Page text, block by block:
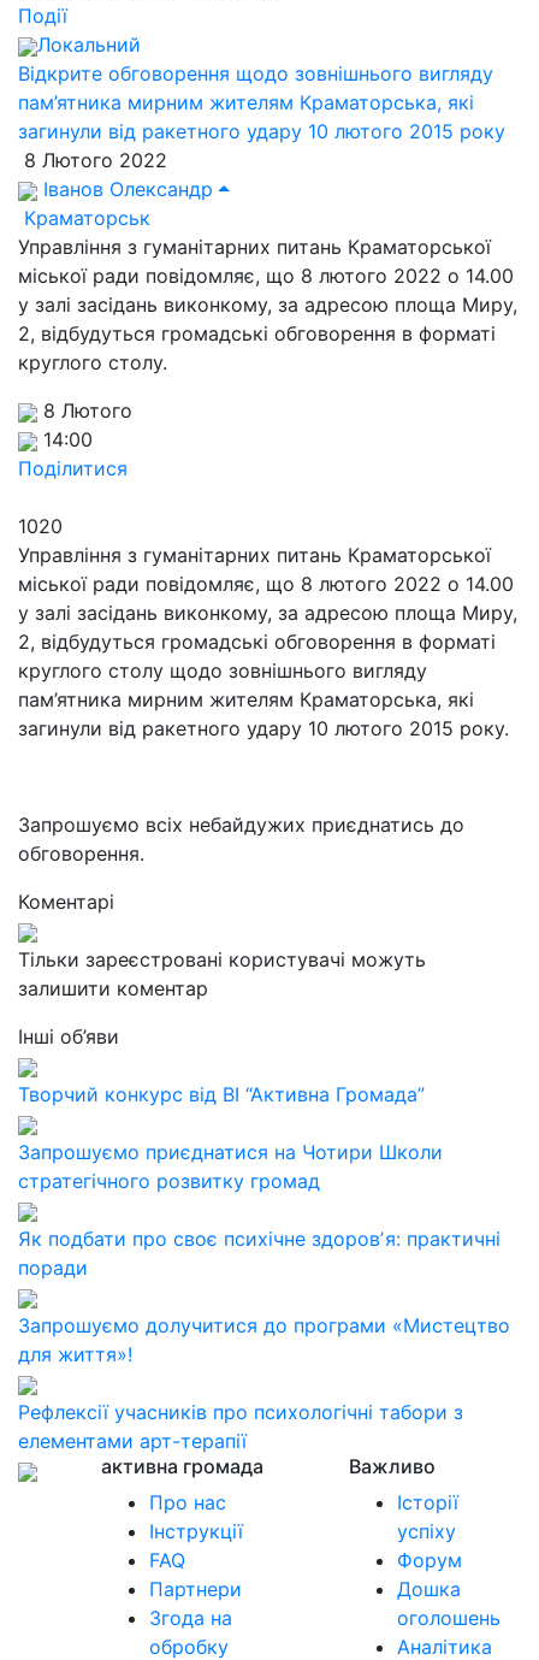
Події
Локальний
Відкрите обговорення щодо зовнішнього вигляду
пам’ятника мирним жителям Краматорська, які
загинули від ракетного удару 10 лютого 2015 року
8 Лютого 2022
Іванов Олександр
Краматорськ
Управління з гуманітарних питань Краматорської
міської ради повідомляє, що 8 лютого 2022 о 14.00
у залі засідань виконкому, за адресою площа Миру,
2, відбудуться громадські обговорення в форматі
круглого столу.
8 Лютого
14:00
Поділитися
1020
Управління з гуманітарних питань Краматорської
міської ради повідомляє, що 8 лютого 2022 о 14.00
у залі засідань виконкому, за адресою площа Миру,
2, відбудуться громадські обговорення в форматі
круглого столу щодо зовнішнього вигляду
пам’ятника мирним жителям Краматорська, які
загинули від ракетного удару 10 лютого 2015 року.
Запрошуємо всіх небайдужих приєднатись до
обговорення.
Коментарі
Тільки зареєстровані користувачі можуть
залишити коментар
Інші об’яви
Творчий конкурс від ВІ “Активна Громада”
Запрошуємо приєднатися на Чотири Школи
стратегічного розвитку громад
Як подбати про своє психічне здоровʼя: практичні
поради
Запрошуємо долучитися до програми «Мистецтво
для життя»!
Рефлексії учасників про психологічні табори з
елементами арт-терапії
активна громада
Про нас
Інструкції
FAQ
Партнери
Згода на
обробку
Важливо
Історії
успіху
Форум
Дошка
оголошень
Аналітика